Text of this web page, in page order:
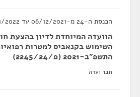
הכנסת ה-24 מ-06/12/2021 עד 15/11/2022
הוועדה המיוחדת לדיון בהצעת
השימוש בקנאביס למטרות
התשפ"ב-2021 (פ/2245/24)
חבר ועדה